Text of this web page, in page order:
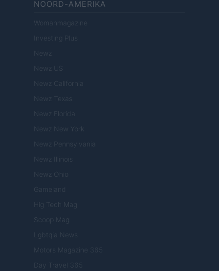
NOORD-AMERIKA
Womanmagazine
Investing Plus
Newz
Newz US
Newz California
Newz Texas
Newz Florida
Newz New York
Newz Pennsylvania
Newz Illinois
Newz Ohio
Gameland
Hig Tech Mag
Scoop Mag
Lgbtqia News
Motors Magazine 365
Day Travel 365